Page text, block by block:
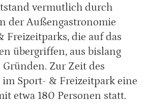
vermutlich durch
der Außengastronomie
Freizeitparks, die auf das
übergriffen, aus bislang
Zur Zeit des
im Sport- & Freizeitpark eine
etwa 180 Personen statt.